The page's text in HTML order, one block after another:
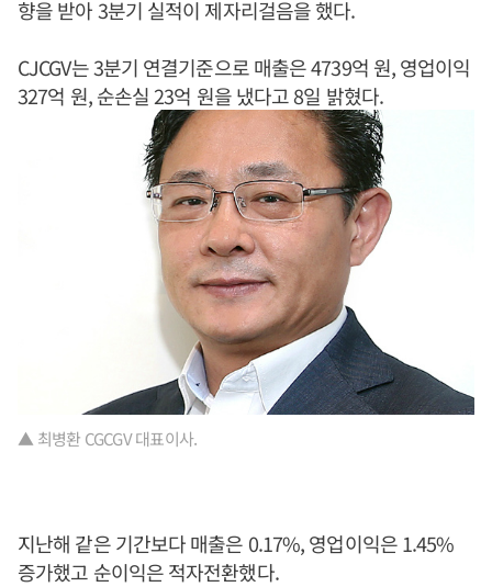
향을 받아 3분기 실적이 제자리걸음을 했다.
CJCGV는 3분기 연결기준으로 매출은 4739억 원, 영업이익
327억 원, 순손실 23억 원을 냈다고 8일 밝혔다.
▲ 최병환 CGCGV 대표이사.
지난해 같은 기간보다 매출은 0.17%, 영업이익은 1.45%
증가했고 순이익은 적자전환했다.